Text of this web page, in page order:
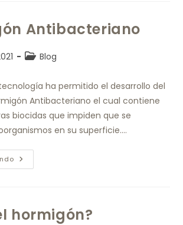
Antibacteriano
Blog
ha permitido el desarrollo del
Antibacteriano el cual contiene
biocidas que impiden que se
en su superficie.…
hormigón?